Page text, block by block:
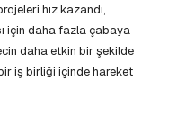
hız kazandı,
için daha fazla çabaya
daha etkin bir şekilde
iş birliği içinde hareket